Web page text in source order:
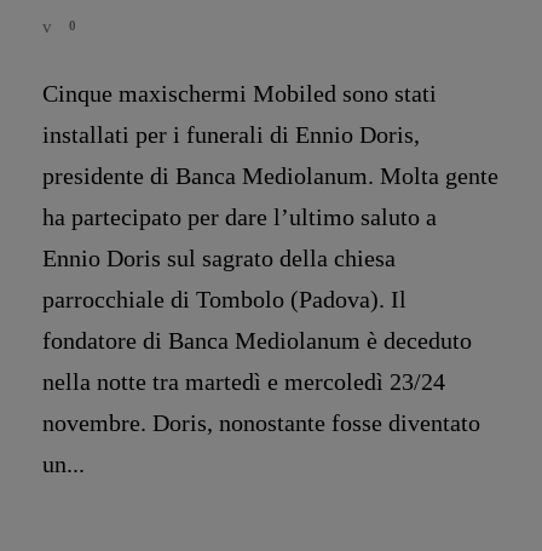
0
Cinque maxischermi Mobiled sono stati
installati per i funerali di Ennio Doris,
presidente di Banca Mediolanum. Molta gente
ha partecipato per dare l’ultimo saluto a
Ennio Doris sul sagrato della chiesa
parrocchiale di Tombolo (Padova). Il
fondatore di Banca Mediolanum è deceduto
nella notte tra martedì e mercoledì 23/24
novembre. Doris, nonostante fosse diventato
un...